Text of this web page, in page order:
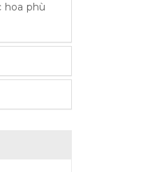
hoa phù